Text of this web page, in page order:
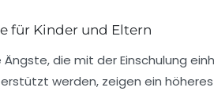
für Kinder und Eltern
die mit der Einschulung
werden, zeigen ein